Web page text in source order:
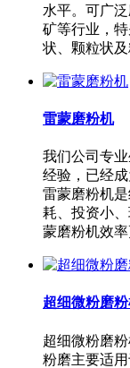
水平。可广
矿等行业，
状、颗粒状
雷蒙磨粉机
我们公司专
经验，已经
雷蒙磨粉机
耗、投资小
蒙磨粉机效率
超细微粉磨
超细微粉磨
粉磨主要适